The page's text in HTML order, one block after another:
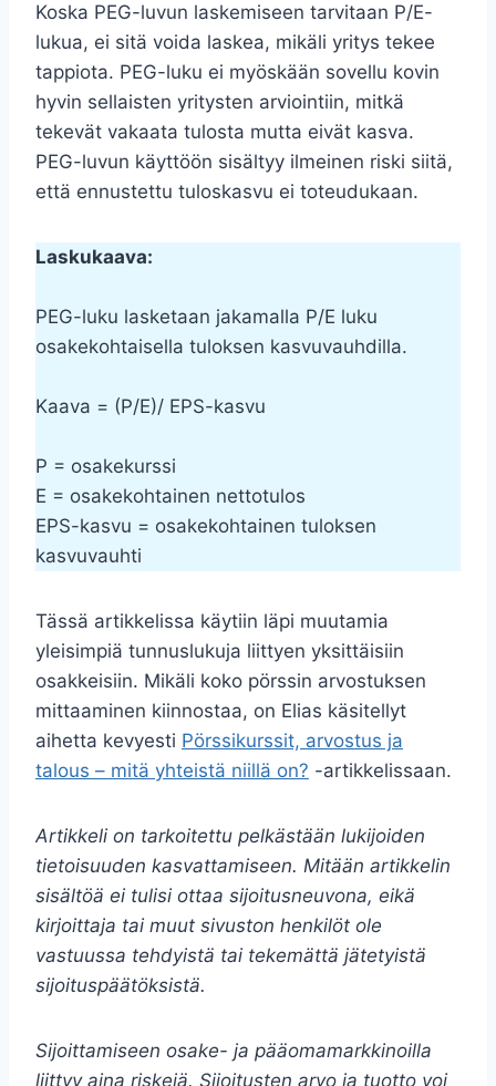
Koska PEG-luvun laskemiseen tarvitaan P/E-
lukua, ei sitä voida laskea, mikäli yritys tekee
tappiota. PEG-luku ei myöskään sovellu kovin
hyvin sellaisten yritysten arviointiin, mitkä
tekevät vakaata tulosta mutta eivät kasva.
PEG-luvun käyttöön sisältyy ilmeinen riski siitä,
että ennustettu tuloskasvu ei toteudukaan.
Laskukaava:
PEG-luku lasketaan jakamalla P/E luku
osakekohtaisella tuloksen kasvuvauhdilla.
Kaava = (P/E)/ EPS-kasvu
P = osakekurssi
E = osakekohtainen nettotulos
EPS-kasvu = osakekohtainen tuloksen
kasvuvauhti
Tässä artikkelissa käytiin läpi muutamia
yleisimpiä tunnuslukuja liittyen yksittäisiin
osakkeisiin. Mikäli koko pörssin arvostuksen
mittaaminen kiinnostaa, on Elias käsitellyt
aihetta kevyesti Pörssikurssit, arvostus ja
talous – mitä yhteistä niillä on? -artikkelissaan.
Artikkeli on tarkoitettu pelkästään lukijoiden
tietoisuuden kasvattamiseen. Mitään artikkelin
sisältöä ei tulisi ottaa sijoitusneuvona, eikä
kirjoittaja tai muut sivuston henkilöt ole
vastuussa tehdyistä tai tekemättä jätetyistä
sijoituspäätöksistä.
Sijoittamiseen osake- ja pääomamarkkinoilla
liittyy aina riskejä. Sijoitusten arvo ja tuotto voi